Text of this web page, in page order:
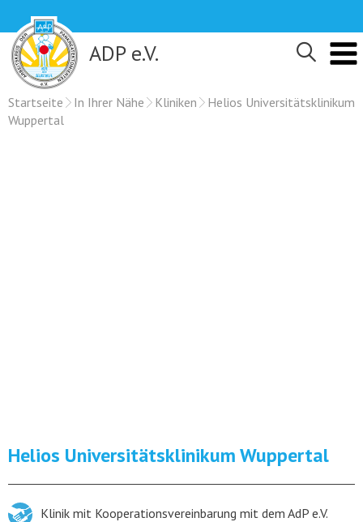
content
ADP e.V.
Startseite In Ihrer Nähe Kliniken
Helios Universitätsklinikum
Wuppertal
Helios Universitätsklinikum Wuppertal
Klinik mit Kooperationsvereinbarung mit dem AdP e.V.